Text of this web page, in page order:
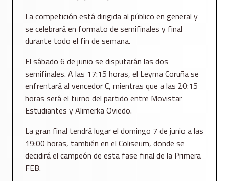
La competición está dirigida al público en general y
se celebrará en formato de semifinales y final
durante todo el fin de semana.
El sábado 6 de junio se disputarán las dos
semifinales. A las 17:15 horas, el Leyma Coruña se
enfrentará al vencedor C, mientras que a las 20:15
horas será el turno del partido entre Movistar
Estudiantes y Alimerka Oviedo.
La gran final tendrá lugar el domingo 7 de junio a las
19:00 horas, también en el Coliseum, donde se
decidirá el campeón de esta fase final de la Primera
FEB.